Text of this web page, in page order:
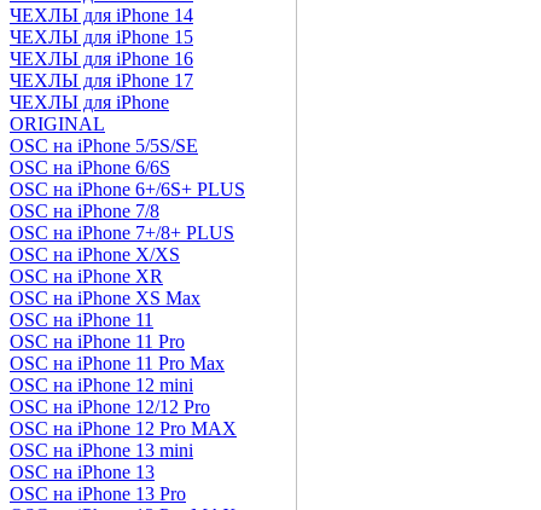
ЧЕХЛЫ для iPhone 14
ЧЕХЛЫ для iPhone 15
ЧЕХЛЫ для iPhone 16
ЧЕХЛЫ для iPhone 17
ЧЕХЛЫ для iPhone
ORIGINAL
OSC на iPhone 5/5S/SE
OSC на iPhone 6/6S
OSC на iPhone 6+/6S+ PLUS
OSC на iPhone 7/8
OSC на iPhone 7+/8+ PLUS
OSC на iPhone X/XS
OSC на iPhone XR
OSC на iPhone XS Max
OSC на iPhone 11
OSC на iPhone 11 Pro
OSC на iPhone 11 Pro Max
OSC на iPhone 12 mini
OSC на iPhone 12/12 Pro
OSC на iPhone 12 Pro MAX
OSC на iPhone 13 mini
OSC на iPhone 13
OSC на iPhone 13 Pro